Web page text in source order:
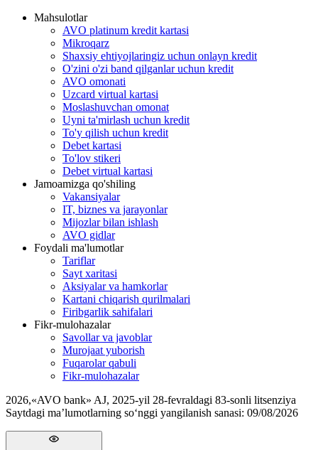
Mahsulotlar
AVO platinum kredit kartasi
Mikroqarz
Shaxsiy ehtiyojlaringiz uchun onlayn kredit
O'zini o'zi band qilganlar uchun kredit
AVO omonati
Uzcard virtual kartasi
Moslashuvchan omonat
Uyni ta'mirlash uchun kredit
To'y qilish uchun kredit
Debet kartasi
To'lov stikeri
Debet virtual kartasi
Jamoamizga qo'shiling
Vakansiyalar
IT, biznes va jarayonlar
Mijozlar bilan ishlash
AVO gidlar
Foydali ma'lumotlar
Tariflar
Sayt xaritasi
Aksiyalar va hamkorlar
Kartani chiqarish qurilmalari
Firibgarlik sahifalari
Fikr-mulohazalar
Savollar va javoblar
Murojaat yuborish
Fuqarolar qabuli
Fikr-mulohazalar
2026,«AVO bank» AJ, 2025-yil 28-fevraldagi 83-sonli litsenziya
Saytdagi ma’lumotlarning so‘nggi yangilanish sanasi: 09/08/2026